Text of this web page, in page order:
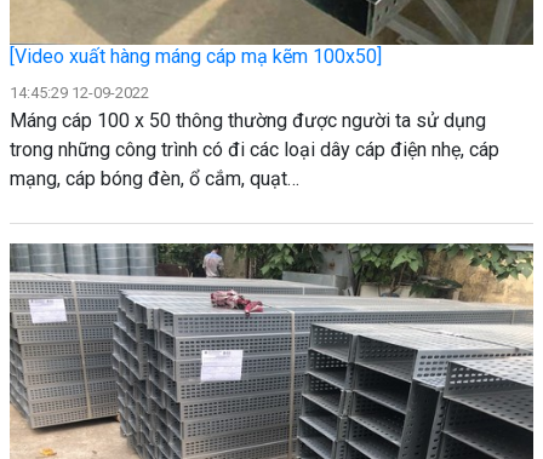
[Video xuất hàng máng cáp mạ kẽm 100x50]
14:45:29 12-09-2022
Máng cáp 100 x 50 thông thường được người ta sử dụng
trong những công trình có đi các loại dây cáp điện nhẹ, cáp
mạng, cáp bóng đèn, ổ cắm, quạt…